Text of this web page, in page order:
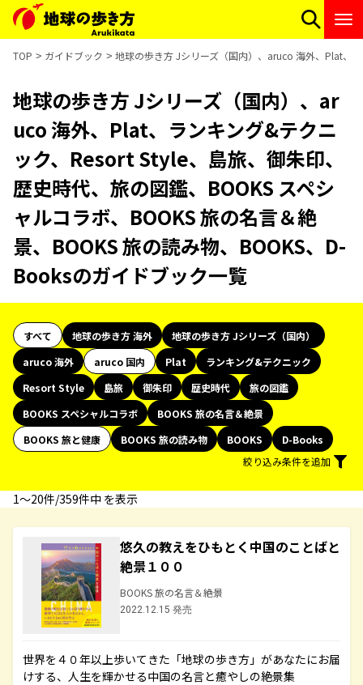
TOP ガイドブック 地球の歩き方 Jシリーズ（国内）、aruco 海外、Plat、
地球の歩き方 Jシリーズ（国内）、ar
uco 海外、Plat、ランキング&テクニ
ック、Resort Style、島旅、御朱印、
歴史時代、旅の図鑑、BOOKS スペシ
ャルコラボ、BOOKS 旅の名言＆絶
景、BOOKS 旅の読み物、BOOKS、D-
Booksのガイドブック一覧
すべて 地球の歩き方 海外
地球の歩き方 Jシリーズ（国内）
aruco 海外
aruco 国内 Plat
ランキング&テクニック
Resort Style
島旅 御朱印 歴史時代
旅の図鑑
BOOKS スペシャルコラボ
BOOKS 旅の名言＆絶景
BOOKS 旅と健康
BOOKS 旅の読み物 BOOKS
D-Books
絞り込み条件を追加
1〜20件/359件中 を表示
悠久の教えをひもとく中国のことばと
絶景１００
BOOKS 旅の名言＆絶景
2022.12.15 発売
世界を４０年以上歩いてきた「地球の歩き方」があなたにお届
けする、人生を輝かせる中国の名言と癒やしの絶景集